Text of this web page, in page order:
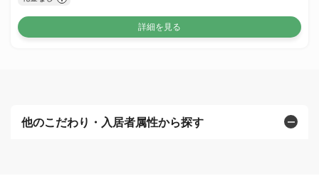
詳細を見る
他のこだわり・入居者属性から探す